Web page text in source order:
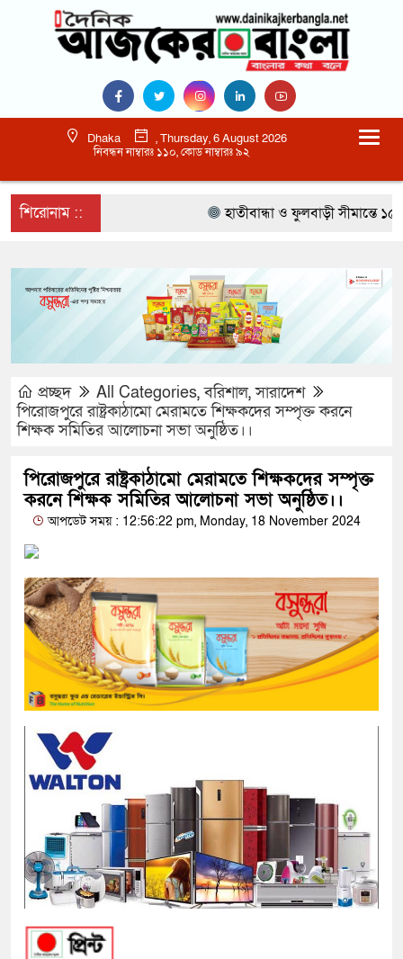
Dhaka
, Thursday, 6 August 2026
নিবন্ধন নাম্বারঃ ১১০, কোড নাম্বারঃ ৯২
শিরোনাম :: হাতীবান্ধা ও ফুলবাড়ী সীমান্তে ১৫
প্রচ্ছদ All Categories,বরিশাল,সারাদেশ
পিরোজপুরে রাষ্ট্রকাঠামো মেরামতে শিক্ষকদের সম্পৃক্ত করনে
শিক্ষক সমিতির আলোচনা সভা অনুষ্ঠিত।।
পিরোজপুরে রাষ্ট্রকাঠামো মেরামতে শিক্ষকদের সম্পৃক্ত
করনে শিক্ষক সমিতির আলোচনা সভা অনুষ্ঠিত।।
আপডেট সময় : 12:56:22 pm, Monday, 18 November 2024